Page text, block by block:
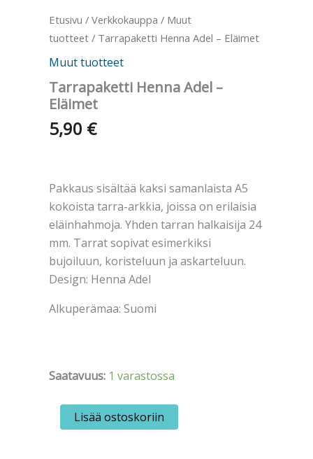
Etusivu / Verkkokauppa / Muut
tuotteet / Tarrapaketti Henna Adel – Eläimet
Muut tuotteet
Tarrapaketti Henna Adel –
Eläimet
5,90 €
Pakkaus sisältää kaksi samanlaista A5
kokoista tarra-arkkia, joissa on erilaisia
eläinhahmoja. Yhden tarran halkaisija 24
mm. Tarrat sopivat esimerkiksi
bujoiluun, koristeluun ja askarteluun.
Design: Henna Adel
Alkuperämaa: Suomi
Saatavuus: 1 varastossa
Tarrapaketti
HennaLisää ostoskoriin